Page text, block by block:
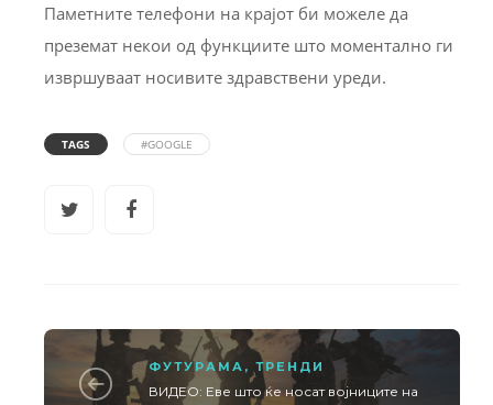
Паметните телефони на крајот би можеле да
преземат некои од функциите што моментално ги
извршуваат носивите здравствени уреди.
TAGS #GOOGLE
ФУТУРАМА , ТРЕНДИ
ВИДЕО: Еве што ќе носат војниците на